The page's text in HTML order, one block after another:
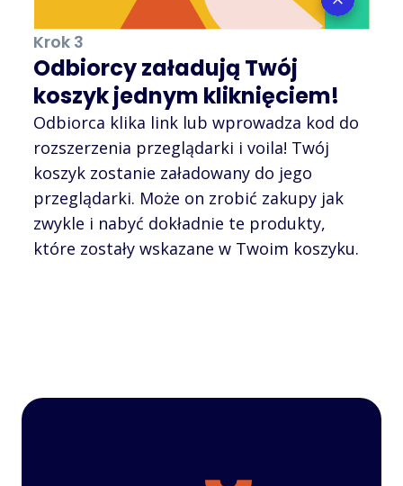
Krok 3
Odbiorcy załadują Twój
koszyk jednym kliknięciem!
Odbiorca klika link lub wprowadza kod do
rozszerzenia przeglądarki i voila! Twój
koszyk zostanie załadowany do jego
przeglądarki. Może on zrobić zakupy jak
zwykle i nabyć dokładnie te produkty,
które zostały wskazane w Twoim koszyku.